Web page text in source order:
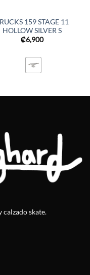
159 STAGE 11
HOLLOW SILVER S
₡6,900
calzado skate.